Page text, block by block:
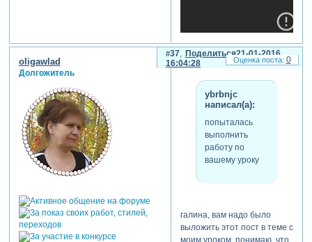
отредактировано ybrbnjc
(21-01-2016 12:12:00)
Поделиться
37
21-01-2016
16:04:28
oligawlad
Долгожитель
ybrbnjc
написал(а):
попыталась
выполнить
работу по
вашему уроку
галина, вам надо было
выложить этот пост в теме с
моим уроком. понимаю, что
0